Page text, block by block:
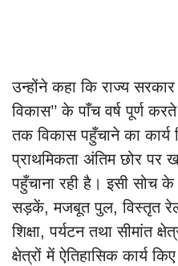
उन्होंने कहा कि राज्य
विकास’’ के पाँच वर्ष पूर्ण
तक विकास पहुँचाने का
प्राथमिकता अंतिम छोर पर
पहुँचाना रही है। इसी सोच
सड़कें, मजबूत पुल, विस्तृत रेल
शिक्षा, पर्यटन तथा सीमांत
क्षेत्रों में ऐतिहासिक कार्य